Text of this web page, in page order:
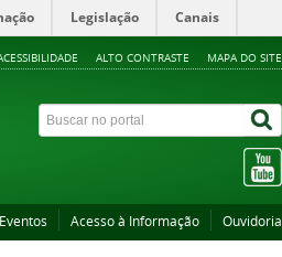
Legislação Canais
ALTO CONTRASTE MAPA DO SITE
Eventos Acesso à Informação Ouvidoria